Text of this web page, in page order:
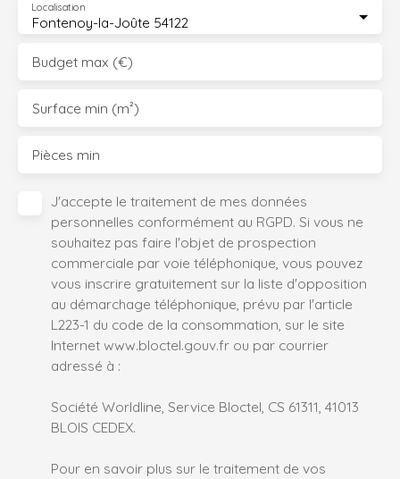
Fontenoy-la-Joûte 54122
Localisation
Budget max (€)
Surface min (m²)
Pièces min
J'accepte le traitement de mes données
personnelles conformément au RGPD. Si vous ne
souhaitez pas faire l'objet de prospection
commerciale par voie téléphonique, vous pouvez
vous inscrire gratuitement sur la liste d'opposition
au démarchage téléphonique, prévu par l'article
L223-1 du code de la consommation, sur le site
Internet www.bloctel.gouv.fr ou par courrier
adressé à :
Société Worldline, Service Bloctel, CS 61311, 41013
BLOIS CEDEX.
Pour en savoir plus sur le traitement de vos